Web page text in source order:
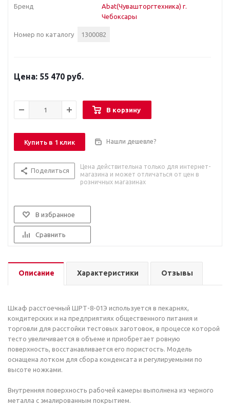
Бренд
Abat(Чувашторгтехника) г.
Чебоксары
Номер по каталогу 1300082
55 470 руб.
В корзину
Купить в 1 клик Нашли дешевле?
Поделиться
Цена действительна только для интернет-
магазина и может отличаться от цен в
розничных магазинах
В избранное
Сравнить
Описание Характеристики Отзывы
Шкаф расстоечный ШРТ-8-01Э используется в пекарнях,
кондитерских и на предприятиях общественного питания и
торговли для расстойки тестовых заготовок, в процессе которой
тесто увеличивается в объеме и приобретает ровную
поверхность, восстанавливается его пористость. Модель
оснащена лотком для сбора конденсата и регулируемыми по
высоте ножками.
Внутренняя поверхность рабочей камеры выполнена из черного
металла с эмалированным покрытием.